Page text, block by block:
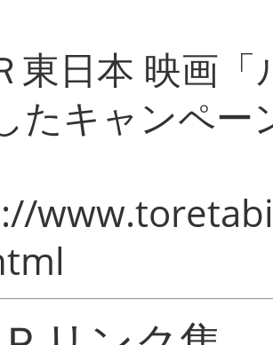
東日本 映画
たキャンペー